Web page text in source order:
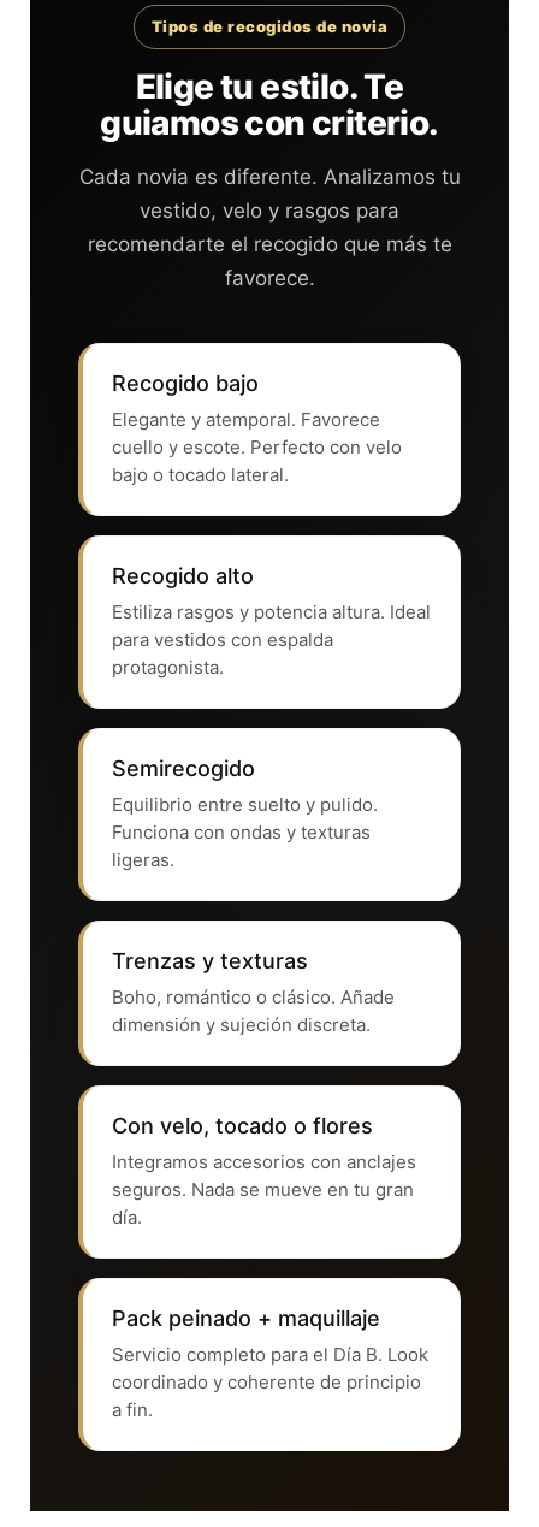
Tipos de recogidos de novia
Elige tu estilo. Te
guiamos con criterio.
Cada novia es diferente. Analizamos tu
vestido, velo y rasgos para
recomendarte el recogido que más te
favorece.
Recogido bajo
Elegante y atemporal. Favorece
cuello y escote. Perfecto con velo
bajo o tocado lateral.
Recogido alto
Estiliza rasgos y potencia altura. Ideal
para vestidos con espalda
protagonista.
Semirecogido
Equilibrio entre suelto y pulido.
Funciona con ondas y texturas
ligeras.
Trenzas y texturas
Boho, romántico o clásico. Añade
dimensión y sujeción discreta.
Con velo, tocado o flores
Integramos accesorios con anclajes
seguros. Nada se mueve en tu gran
día.
Pack peinado + maquillaje
Servicio completo para el Día B. Look
coordinado y coherente de principio
a fin.